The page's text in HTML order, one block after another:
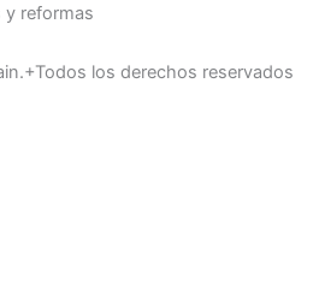
y reformas
los derechos reservados